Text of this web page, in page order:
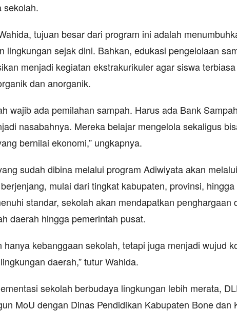
sekolah.
tujuan besar dari program ini adalah
lingkungan sejak dini. Bahkan, edukasi pengelolaan
menjadi kegiatan ekstrakurikuler agar siswa
dan anorganik.
wajib ada pemilahan sampah. Harus ada Bank
nasabahnya. Mereka belajar mengelola sekaligus
bernilai ekonomi,” ungkapnya.
sudah dibina melalui program Adiwiyata akan
mulai dari tingkat kabupaten, provinsi,
standar, sekolah akan mendapatkan penghargaan
daerah hingga pemerintah pusat.
hanya kebanggaan sekolah, tetapi juga menjadi wujud
daerah,” tutur Wahida.
sekolah berbudaya lingkungan lebih merata,
MoU dengan Dinas Pendidikan Kabupaten Bone dan